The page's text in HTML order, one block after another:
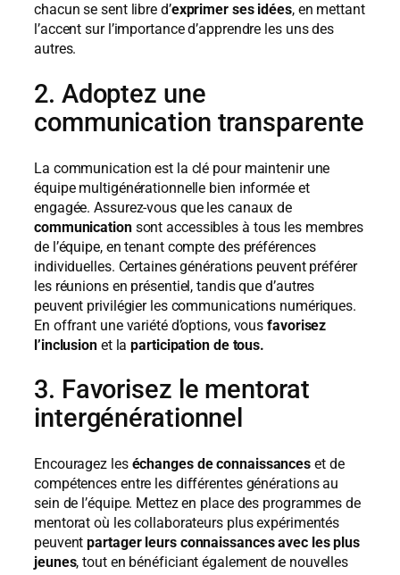
chacun se sent libre d’exprimer ses idées, en mettant
l’accent sur l’importance d’apprendre les uns des
autres.
2. Adoptez une
communication transparente
La communication est la clé pour maintenir une
équipe multigénérationnelle bien informée et
engagée. Assurez-vous que les canaux de
communicationsont accessibles à tous les membres
de l’équipe, en tenant compte des préférences
individuelles. Certaines générations peuvent préférer
les réunions en présentiel, tandis que d’autres
peuvent privilégier les communications numériques.
En offrant une variété d’options, vousfavorisez
l’inclusionet laparticipation de tous.
3. Favorisez le mentorat
intergénérationnel
Encouragez leséchanges de connaissances et de
compétences entre les différentes générations au
sein de l’équipe. Mettez en place des programmes de
mentorat où les collaborateurs plus expérimentés
peuvent partager leurs connaissances avec les plus
jeunes, tout en bénéficiant également de nouvelles